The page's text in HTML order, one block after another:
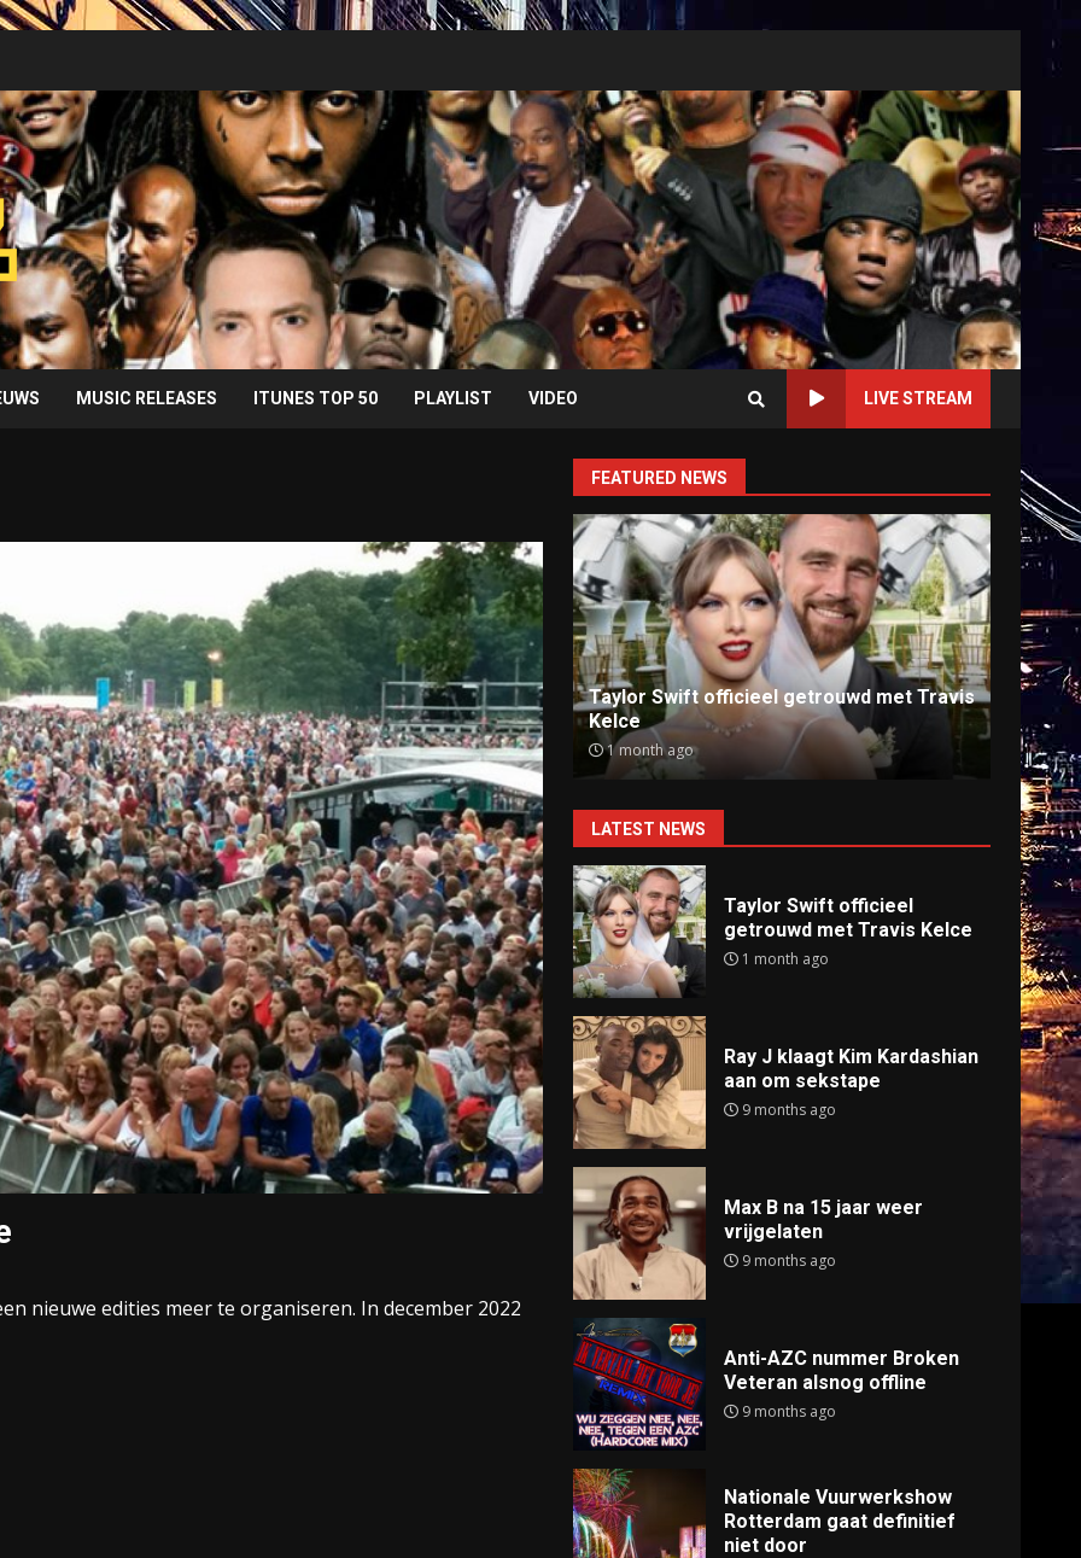
MUSIC RELEASES ITUNES TOP 50 PLAYLIST VIDEO LIVE STREAM
nieuwe edities meer te organiseren. In december 2022
FEATURED NEWS
Taylor Swift officieel getrouwd met Travis
Kelce
1 month ago
Ray J klaagt Kim Kardashian aan om
sekstape
9 months ago
Anti-
9
LATEST NEWS
Taylor Swift officieel
getrouwd met Travis Kelce
1 month ago
Ray J klaagt Kim Kardashian
aan om sekstape
9 months ago
Max B na 15 jaar weer
vrijgelaten
9 months ago
Anti-AZC nummer Broken
Veteran alsnog offline
9 months ago
Nationale Vuurwerkshow
Rotterdam gaat definitief
niet door